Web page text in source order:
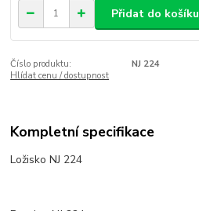
Přidat do košíku
Číslo produktu:
NJ 224
Hlídat cenu / dostupnost
Kompletní specifikace
Ložisko NJ 224